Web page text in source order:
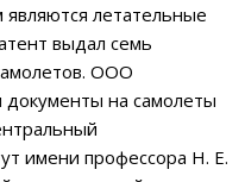
летательные
выдал семь
ООО
на самолеты
имени профессора Н. Е.